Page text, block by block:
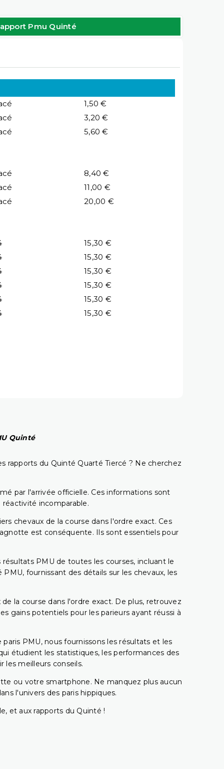
Pmu Quinté
1,50 €
3,20 €
5,60 €
8,40 €
11,00 €
20,00 €
15,30 €
15,30 €
15,30 €
15,30 €
15,30 €
15,30 €
Quinté
rapports du Quinté Quarté Tiercé ? Ne cherchez
par l'arrivée officielle. Ces informations sont
incomparable.
chevaux de la course dans l'ordre exact. Ces
est conséquente. Ils sont essentiels pour
PMU de toutes les courses, incluant le
fournissant des détails sur les chevaux, les
la course dans l'ordre exact. De plus, retrouvez
gains potentiels pour les parieurs ayant réussi à
PMU, nous fournissons les résultats et les
étudient les statistiques, les performances des
les meilleurs conseils.
ou votre smartphone. Ne manquez plus aucun
l'univers des paris hippiques.
et aux rapports du Quinté !